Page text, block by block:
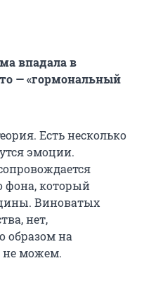
впадала в
— «гормональный
Есть несколько
эмоции.
фона, который
Виноватых
нет,
образом на
не можем.